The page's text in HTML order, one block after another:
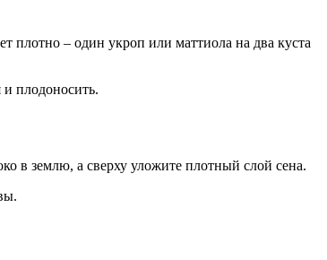
плотно – один укроп или маттиола на два куста
и плодоносить.
в землю, а сверху уложите плотный слой сена.